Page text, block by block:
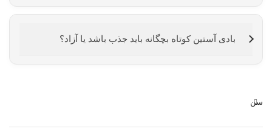
سن
بادی آستین کوتاه بچگانه باید جذب باشد یا آزاد؟